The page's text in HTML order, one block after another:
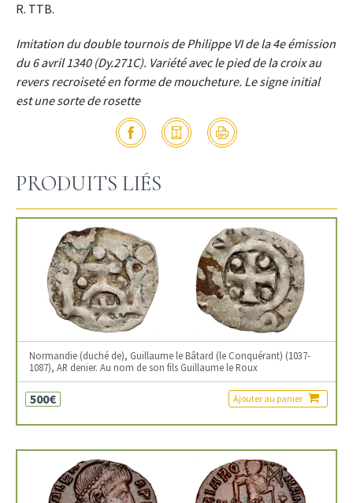
R. TTB.
Imitation du double tournois de Philippe VI de la 4e émission
du 6 avril 1340 (Dy.271C). Variété avec le pied de la croix au
revers recroiseté en forme de moucheture. Le signe initial
est une sorte de rosette
PRODUITS LIÉS
Normandie (duché de), Guillaume le Bâtard (le Conquérant) (1037-
1087), AR denier. Au nom de son fils Guillaume le Roux
500€ Ajouter au panier